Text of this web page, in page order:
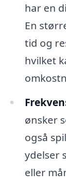
har en
En
tid og
hvilket
ønsker
også
ydelser
eller